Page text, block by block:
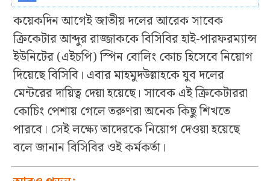
কয়েকদিন আগেই জাতীয় দলের আরেক সাবেক
ক্রিকেটার আব্দুর রাজ্জাককে বিসিবির হাই-পারফরম্যান্স
ইউনিটের (এইচপি) স্পিন বোলিং কোচ হিসেবে নিয়োগ
দিয়েছে বিসিবি। এবার মাহমুদউল্লাহকে যুব দলের
মেন্টরের দায়িত্ব দেয়া হয়েছে। সাবেক এই ক্রিকেটাররা
কোচিং পেশায় গেলে তরুণরা অনেক কিছু শিখতে
পারবে। সেই লক্ষ্যে তাদেরকে নিয়োগ দেওয়া হয়েছে
বলে জানান বিসিবির ওই কর্মকর্তা।